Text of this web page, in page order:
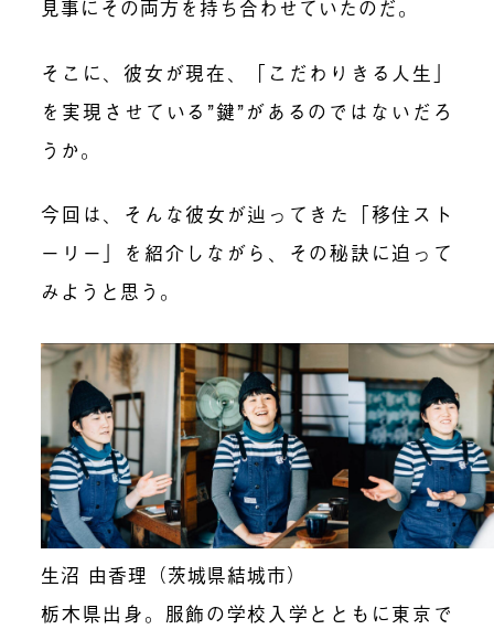
見事にその両方を持ち合わせていたのだ。
そこに、彼女が現在、「こだわりきる人生」
を実現させている”鍵”があるのではないだろ
うか。
今回は、そんな彼女が辿ってきた「移住スト
ーリー」を紹介しながら、その秘訣に迫って
みようと思う。
生沼 由香理（茨城県結城市）
栃木県出身。服飾の学校入学とともに東京で